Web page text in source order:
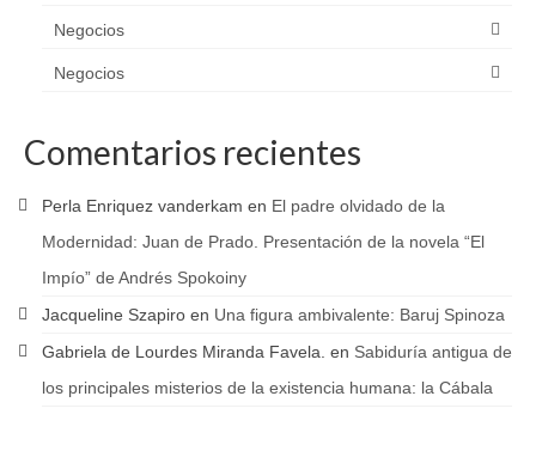
Negocios
Negocios
Comentarios recientes
Perla Enriquez vanderkam en El padre olvidado de la
Modernidad: Juan de Prado. Presentación de la novela “El
Impío” de Andrés Spokoiny
Jacqueline Szapiro en Una figura ambivalente: Baruj Spinoza
Gabriela de Lourdes Miranda Favela. en Sabiduría antigua de
los principales misterios de la existencia humana: la Cábala